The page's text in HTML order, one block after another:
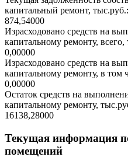
капитальный ремонт, тыс.руб.:
874,54000
Израсходовано средств на
капитальному ремонту, всего,
0,00000
Израсходовано средств на
капитальному ремонту, в том
0,00000
Остаток средств на
капитальному ремонту,
16138,28000
Текущая информация
помещений